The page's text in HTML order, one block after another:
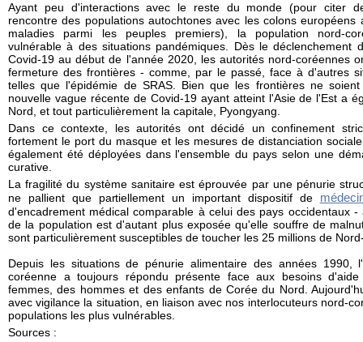
Ayant peu d'interactions avec le reste du monde (pour citer
rencontre des populations autochtones avec les colons
maladies parmi les peuples premiers), la population nord-
vulnérable à des situations pandémiques. Dès le déclenchement
Covid-19 au début de l'année 2020, les autorités nord-coréennes
fermeture des frontières - comme, par le passé, face à d'autres
telles que l'épidémie de SRAS. Bien que les frontières ne
nouvelle vague récente de Covid-19 ayant atteint l'Asie de l'Est a
Nord, et tout particulièrement la capitale, Pyongyang.
Dans ce contexte, les autorités ont décidé un confinement
fortement le port du masque et les mesures de distanciation
également été déployées dans l'ensemble du pays selon une
curative.
La fragilité du système sanitaire est éprouvée par une pénurie
ne pallient que partiellement un important dispositif de
d'encadrement médical comparable à celui des pays occidentaux
de la population est d'autant plus exposée qu'elle souffre de
sont particulièrement susceptibles de toucher les 25 millions de
Depuis les situations de pénurie alimentaire des années 1990,
coréenne a toujours répondu présente face aux besoins
femmes, des hommes et des enfants de Corée du Nord.
avec vigilance la situation, en liaison avec nos interlocuteurs nord-
populations les plus vulnérables.
Sources :